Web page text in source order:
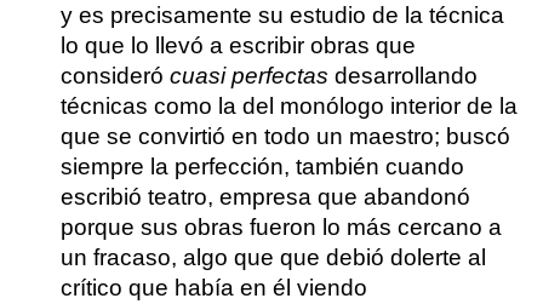
y es precisamente su estudio de la técnica
lo que lo llevó a escribir obras que
consideró cuasi perfectas desarrollando
técnicas como la del monólogo interior de la
que se convirtió en todo un maestro; buscó
siempre la perfección, también cuando
escribió teatro, empresa que abandonó
porque sus obras fueron lo más cercano a
un fracaso, algo que que debió dolerte al
crítico que había en él viendo